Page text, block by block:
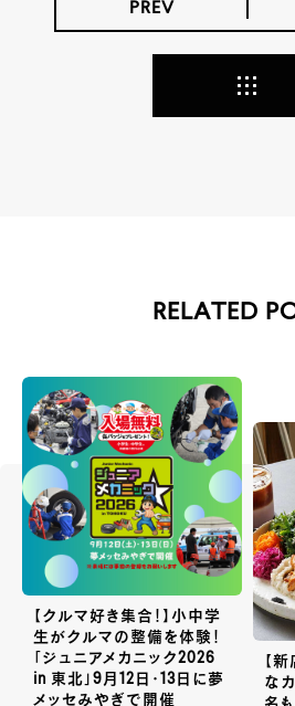
PREV
RELATED
【クルマ好き集合！】小中学
生がクルマの整備を体験！
「ジュニアメカニック2026
in 東北」9月12日・13日に夢
メッセみやぎで開催
【
な